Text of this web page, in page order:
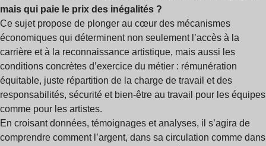
mais qui paie le prix des inégalités ?
Ce sujet propose de plonger au cœur des mécanismes
économiques qui déterminent non seulement l’accès à la
carrière et à la reconnaissance artistique, mais aussi les
conditions concrètes d’exercice du métier : rémunération
équitable, juste répartition de la charge de travail et des
responsabilités, sécurité et bien-être au travail pour les équipes
comme pour les artistes.
En croisant données, témoignages et analyses, il s’agira de
comprendre comment l’argent, dans sa circulation comme dans